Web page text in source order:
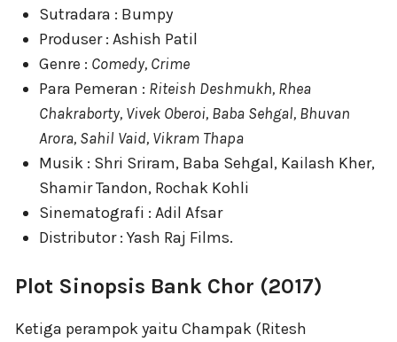
Sutradara : Bumpy
Produser : Ashish Patil
Genre : Comedy, Crime
Para Pemeran : Riteish Deshmukh, Rhea
Chakraborty, Vivek Oberoi, Baba Sehgal, Bhuvan
Arora, Sahil Vaid, Vikram Thapa
Musik : Shri Sriram, Baba Sehgal, Kailash Kher,
Shamir Tandon, Rochak Kohli
Sinematografi : Adil Afsar
Distributor : Yash Raj Films.
Plot Sinopsis Bank Chor (2017)
Ketiga perampok yaitu Champak (Ritesh